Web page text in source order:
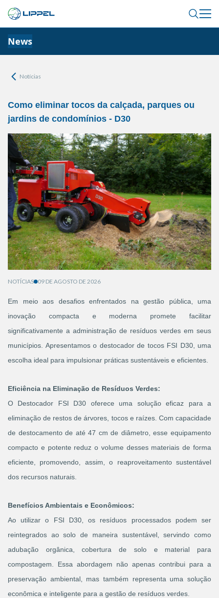
News
Notícias
Como eliminar tocos da calçada, parques ou
jardins de condomínios - D30
NOTÍCIAS 09 DE AGOSTO DE 2026
Em meio aos desafios enfrentados na gestão pública, uma
inovação compacta e moderna promete facilitar
significativamente a administração de resíduos verdes em seus
municípios. Apresentamos o destocador de tocos FSI D30, uma
escolha ideal para impulsionar práticas sustentáveis e eficientes.
Eficiência na Eliminação de Resíduos Verdes:
O Destocador FSI D30 oferece uma solução eficaz para a
eliminação de restos de árvores, tocos e raízes. Com capacidade
de destocamento de até 47 cm de diâmetro, esse equipamento
compacto e potente reduz o volume desses materiais de forma
eficiente, promovendo, assim, o reaproveitamento sustentável
dos recursos naturais.
Benefícios Ambientais e Econômicos:
Ao utilizar o FSI D30, os resíduos processados podem ser
reintegrados ao solo de maneira sustentável, servindo como
adubação orgânica, cobertura de solo e material para
compostagem. Essa abordagem não apenas contribui para a
preservação ambiental, mas também representa uma solução
econômica e inteligente para a gestão de resíduos verdes.